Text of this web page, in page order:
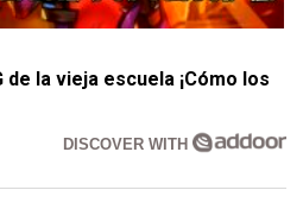
de la vieja escuela ¡Cómo los
DISCOVER WITH